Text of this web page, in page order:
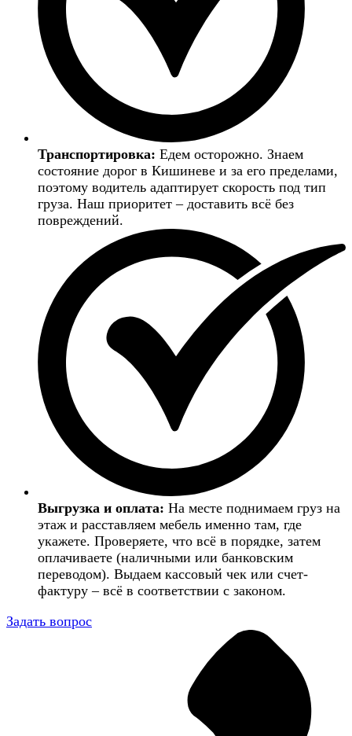
Транспортировка: Едем осторожно. Знаем
состояние дорог в Кишиневе и за его пределами,
поэтому водитель адаптирует скорость под тип
груза. Наш приоритет – доставить всё без
повреждений.
Выгрузка и оплата: На месте поднимаем груз на
этаж и расставляем мебель именно там, где
укажете. Проверяете, что всё в порядке, затем
оплачиваете (наличными или банковским
переводом). Выдаем кассовый чек или счет-
фактуру – всё в соответствии с законом.
Задать вопрос